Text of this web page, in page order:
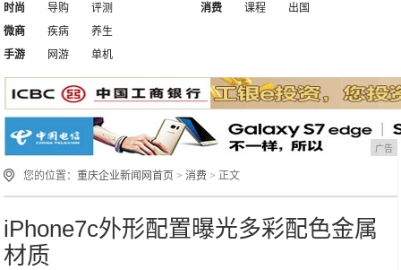
时尚
导购 评测
消费
课程
出国
微商
疾病
养生
手游
网游 单机
广告
您的位置：重庆企业新闻网首页 >消费 > 正文
iPhone7c外形配置曝光多彩配色金属
材质